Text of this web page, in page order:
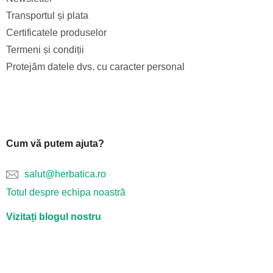
Transportul și plata
Certificatele produselor
Termeni și condiții
Protejăm datele dvs. cu caracter personal
Cum vă putem ajuta?
salut@herbatica.ro
Totul despre echipa noastră
Vizitați blogul nostru